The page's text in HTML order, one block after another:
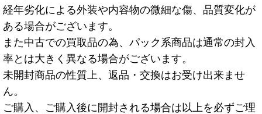
経年劣化による外装や内容物の微細な傷、品質変化が
ある場合がございます。
また中古での買取品の為、パック系商品は通常の封入
率とは大きく異なる場合がございます。
未開封商品の性質上、返品・交換はお受け出来ませ
ん。
ご購入、ご購入後に開封される場合は以上を必ずご理